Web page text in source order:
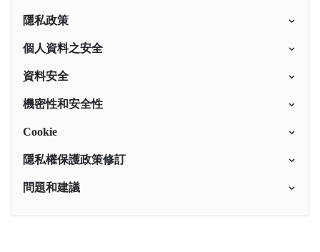
隱私政策
個人資料之安全
資料安全
機密性和安全性
Cookie
隱私權保護政策修訂
問題和建議